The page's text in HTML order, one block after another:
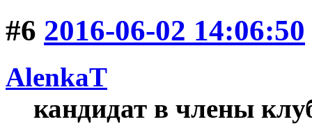
#6 2016-06-02 14:06:50
AlenkaT
кандидат в члены